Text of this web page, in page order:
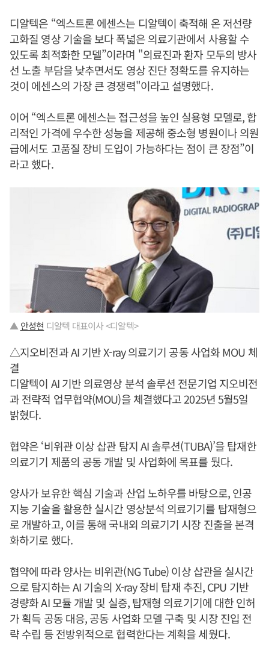
디알텍은 “엑스트론 에센스는 디알텍이 축적해 온 저선량
고화질 영상 기술을 보다 폭넓은 의료기관에서 사용할 수
있도록 최적화한 모델”이라며 "의료진과 환자 모두의 방사
선 노출 부담을 낮추면서도 영상 진단 정확도를 유지하는
것이 에센스의 가장 큰 경쟁력"이라고 설명했다.
이어 “엑스트론 에센스는 접근성을 높인 실용형 모델로, 합
리적인 가격에 우수한 성능을 제공해 중소형 병원이나 의원
급에서도 고품질 장비 도입이 가능하다는 점이 큰 장점”이
라고 했다.
▲ 안성현 디알텍 대표이사 <디알텍>
△지오비전과 AI 기반 X-ray 의료기기 공동 사업화 MOU 체
결
디알텍이 AI 기반 의료영상 분석 솔루션 전문기업 지오비전
과 전략적 업무협약(MOU)을 체결했다고 2025년 5월5일
밝혔다.
협약은 ‘비위관 이상 삽관 탐지 AI 솔루션(TUBA)’을 탑재한
의료기기 제품의 공동 개발 및 사업화에 목표를 뒀다.
양사가 보유한 핵심 기술과 산업 노하우를 바탕으로, 인공
지능 기술을 활용한 실시간 영상분석 의료기기를 탑재형으
로 개발하고, 이를 통해 국내외 의료기기 시장 진출을 본격
화하기로 했다.
협약에 따라 양사는 비위관(NG Tube) 이상 삽관을 실시간
으로 탐지하는 AI 기술의 X-ray 장비 탑재 추진, CPU 기반
경량화 AI 모듈 개발 및 실증, 탑재형 의료기기에 대한 인허
가 획득 공동 대응, 공동 사업화 모델 구축 및 시장 진입 전
략 수립 등 전방위적으로 협력한다는 계획을 세웠다.